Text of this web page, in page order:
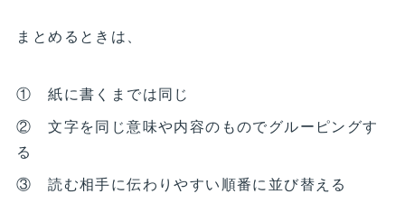
まとめるときは、
① 紙に書くまでは同じ
② 文字を同じ意味や内容のものでグルーピングす
る
③ 読む相手に伝わりやすい順番に並び替える